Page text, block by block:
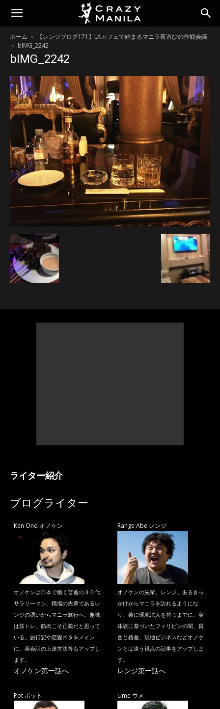
ホーム
【レンジブログ171】LAカフェで始まるマニラ夜遊びの作戦会議
bIMG_2242
bIMG_2242
ライター紹介
ブログライター
Ken Ono オノケン
オノケンは日本で働く普通の３０代
サラリーマン。職場の先輩であるレ
ンジの誘いからマニラ旅行へ。趣味
は筋トレ、筋肉こそ正義だと思って
いる。旅行記や恋愛ネタをメイン
に、英会話の上達方法等もアップし
ます。
オノケン第一話へ
Range Abe レンジ
オノケンの先輩、レンジ。あるきっ
かけからマニラを訪れるようにな
り、後に現地法人を持つまでに。実
体験に基づいたフィリピンの闇、貧
困と格差、現地ビジネスなどオノケ
ンとは違う視点の記事をアップしま
す。
レンジ第一話へ
Pot ポット Ume ウメ